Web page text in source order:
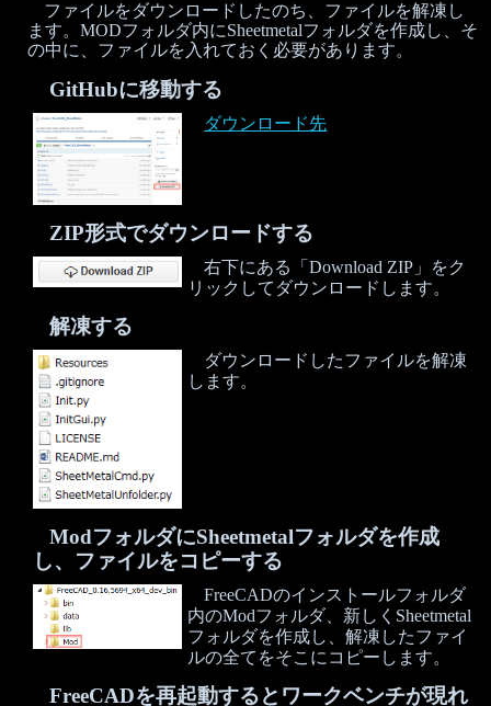
ファイルをダウンロードしたのち、ファイルを解凍し
ます。MODフォルダ内にSheetmetalフォルダを作成し、そ
の中に、ファイルを入れておく必要があります。
GitHubに移動する
ダウンロード先
ZIP形式でダウンロードする
右下にある「Download ZIP」をク
リックしてダウンロードします。
解凍する
ダウンロードしたファイルを解凍
します。
ModフォルダにSheetmetalフォルダを作成
し、ファイルをコピーする
FreeCADのインストールフォルダ
内のModフォルダ、新しくSheetmetal
フォルダを作成し、解凍したファイ
ルの全てをそこにコピーします。
FreeCADを再起動するとワークベンチが現れ